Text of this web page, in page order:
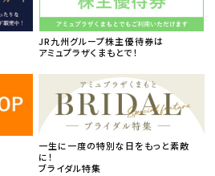
JR九州グループ株主優待券は
アミュプラザくまもとで！
一生に一度の特別な日をもっと素敵
に！
ブライダル特集